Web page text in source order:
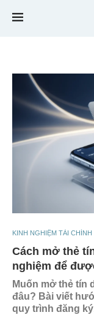
KINH NGHIỆM TÀI CHÍNH
Cách mở thẻ
nghiệm để
Muốn mở thẻ tín
đâu? Bài viết
quy trình đăng